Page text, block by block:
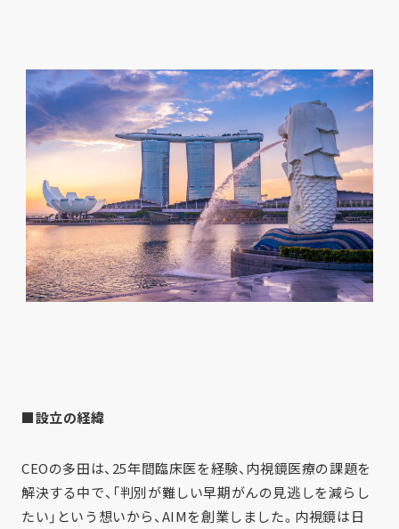
■設立の経緯
CEOの多田は、25年間臨床医を経験、内視鏡医療の課題を
解決する中で、「判別が難しい早期がんの見逃しを減らし
たい」という想いから、AIMを創業しました。内視鏡は日